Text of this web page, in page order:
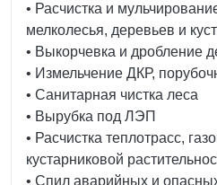
• Расчистка и
мелколесья, деревьев и
• Выкорчевка и дробление
• Измельчение ДКР,
• Санитарная чистка леса
• Вырубка под ЛЭП
• Расчистка теплотрасс,
кустарниковой
• Спил аварийных и